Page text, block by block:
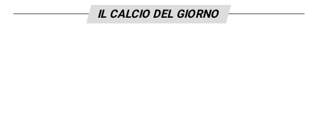
IL CALCIO DEL GIORNO